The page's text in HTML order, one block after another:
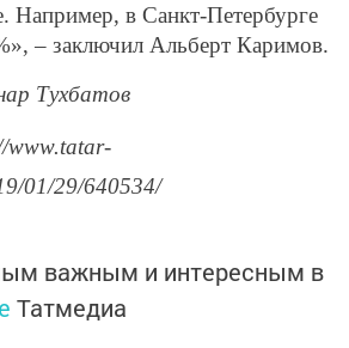
Например, в Санкт-Петербурге
– заключил Альберт Каримов.
Тухбатов
www.tatar-
01/29/640534/
важным и интересным в
Татмедиа